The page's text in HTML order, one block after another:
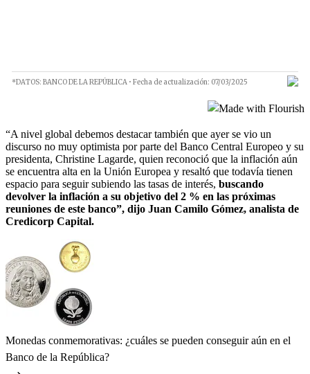
“A nivel global debemos destacar también que ayer se vio un
discurso no muy optimista por parte del Banco Central Europeo y su
presidenta, Christine Lagarde, quien reconoció que la inflación aún
se encuentra alta en la Unión Europea y resaltó que todavía tienen
espacio para seguir subiendo las tasas de interés, buscando
devolver la inflación a su objetivo del 2 % en las próximas
reuniones de este banco”, dijo Juan Camilo Gómez, analista de
Credicorp Capital.
Monedas conmemorativas: ¿cuáles se pueden conseguir aún en el
Banco de la República?